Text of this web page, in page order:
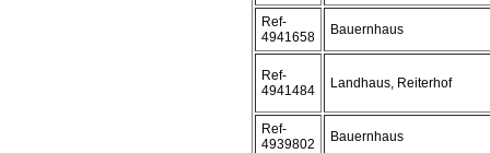
Ref-
4941658
Bauernhaus
Ref-
4941484
Landhaus, Reiterhof
Ref-
4939802
Bauernhaus